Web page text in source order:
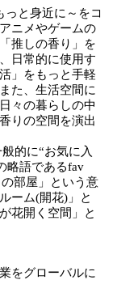
っと身近に～をコ
ニメやゲームの
推しの香り」を
日常的に使用す
」をもっと手軽
た、生活空間に
々の暮らしの中
りの空間を演出
的に“お気に入
略語であるfav
部屋」という意
ーム(開花)」と
花開く空間」と
をグローバルに